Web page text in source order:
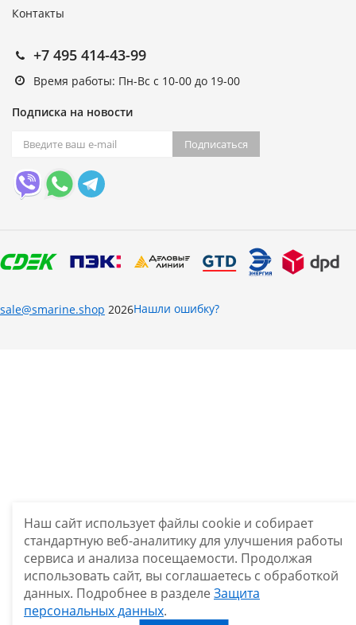
Контакты
+7 495 414-43-99
Время работы: Пн-Вс с 10-00 до 19-00
Подписка на новости
Подписаться
sale@smarine.shop 2026Нашли ошибку?
Наш сайт использует файлы cookie и собирает
стандартную веб-аналитику для улучшения работы
сервиса и анализа посещаемости. Продолжая
использовать сайт, вы соглашаетесь с обработкой
данных. Подробнее в разделе Защита
персональных данных.